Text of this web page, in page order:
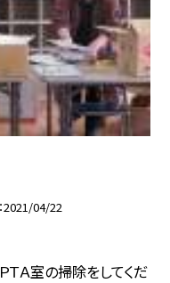
2021/04/22
ＴＡ室の掃除をしてくだ